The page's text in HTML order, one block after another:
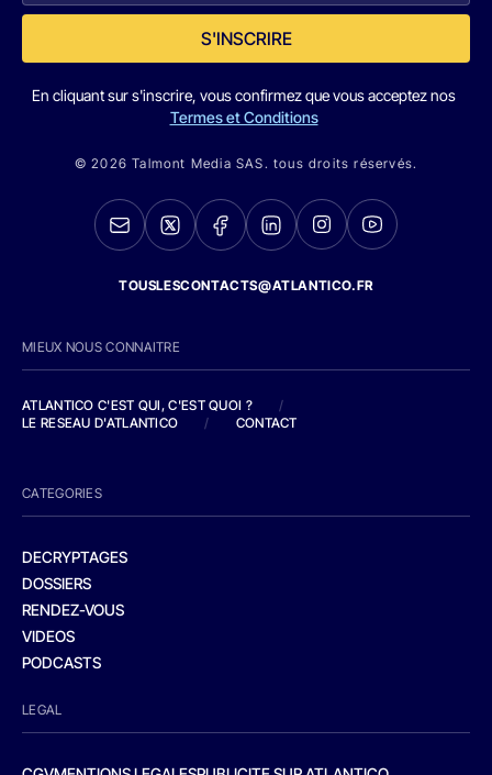
S'INSCRIRE
En cliquant sur s'inscrire, vous confirmez que vous acceptez nos
Termes et Conditions
© 2026 Talmont Media SAS. tous droits réservés.
TOUSLESCONTACTS@ATLANTICO.FR
MIEUX NOUS CONNAITRE
ATLANTICO C'EST QUI, C'EST QUOI ?
/
LE RESEAU D'ATLANTICO
/ CONTACT
CATEGORIES
DECRYPTAGES
DOSSIERS
RENDEZ-VOUS
VIDEOS
PODCASTS
LEGAL